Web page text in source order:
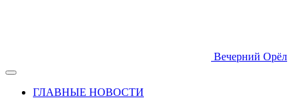
Вечерний Орёл
ГЛАВНЫЕ НОВОСТИ